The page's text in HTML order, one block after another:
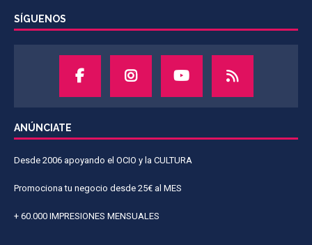
SÍGUENOS
ANÚNCIATE
Desde 2006 apoyando el OCIO y la CULTURA
Promociona tu negocio desde 25€ al MES
+ 60.000 IMPRESIONES MENSUALES